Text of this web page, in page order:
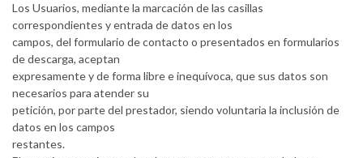
Los Usuarios, mediante la marcación de las casillas
correspondientes y entrada de datos en los
campos, del formulario de contacto o presentados en formularios
de descarga, aceptan
expresamente y de forma libre e inequívoca, que sus datos son
necesarios para atender su
petición, por parte del prestador, siendo voluntaria la inclusión de
datos en los campos
restantes.